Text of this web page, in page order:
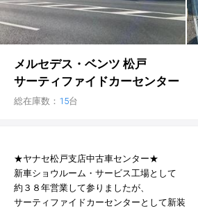
品質と保証
ローン・リース
自動車保険
マイリスト
保存した検索条件
問合せ履歴
車検／定期点検
コーティング
タイヤ交換
企業概要
業績決算情報
プレスリリース
リンク
ヤナセ認定中古車
BMW認定中古車
新車情報
プライバシーポリシー ソーシャ
利用規約
© 2021 YANASE & CO.,LTD. ALL
メルセデス・ベンツ 松戸
サーティファイドカーセンター
総在庫数： 15台
★ヤナセ松戸支店中古車センター★
新車ショウルーム・サービス工場として
約３８年営業して参りましたが、
サーティファイドカーセンターとして新装